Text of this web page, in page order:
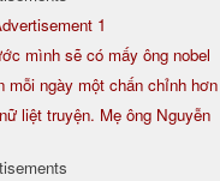
1
mình sẽ có mấy ông nobel
mỗi ngày một chấn chỉnh hơn
liệt truyện. Mẹ ông Nguyễn